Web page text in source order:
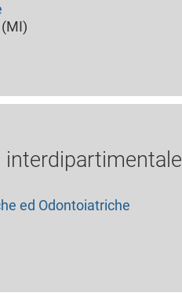
interdipartimentale
ed Odontoiatriche